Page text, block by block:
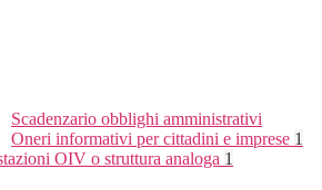
Scadenzario obblighi amministrativi
Oneri informativi per cittadini e imprese 1
OIV o struttura analoga 1